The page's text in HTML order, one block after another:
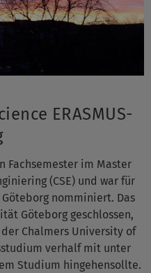
ERASMUS-
Fachsemester im Master
(CSE) und war für
Göteborg nomminiert. Das
Göteborg geschlossen,
Chalmers University of
verhalf mit unter
Studium hingehensollte.